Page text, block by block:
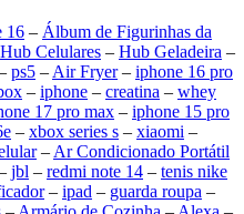
16 – Álbum de Figurinhas da
Hub Celulares – Hub Geladeira –
ps5 – Air Fryer– iphone 16 pro
– iphone – creatina – whey
17 pro max – iphone 15 pro
– xbox series s – xiaomi –
– Ar Condicionado Portátil
jbl – redmi note 14 – tenis nike
– ipad – guarda roupa –